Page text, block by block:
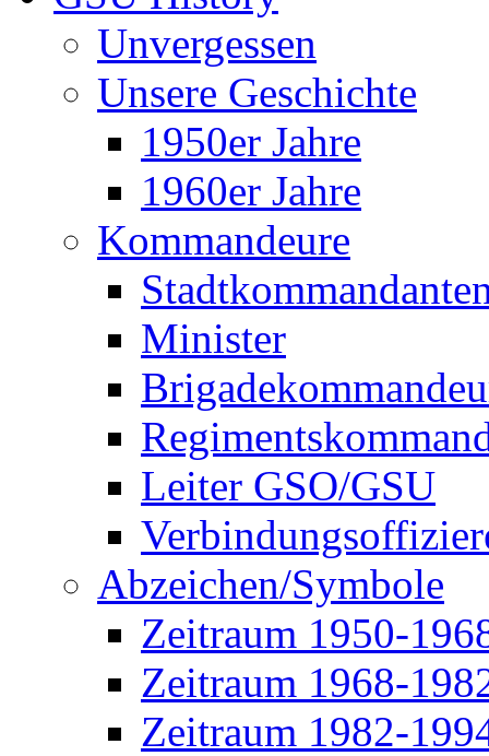
Unvergessen
Unsere Geschichte
1950er Jahre
1960er Jahre
Kommandeure
Minister
Leiter GSO/GSU
Abzeichen/Symbole
Zeitraum 1950-
Zeitraum 1968-
Zeitraum 1982-